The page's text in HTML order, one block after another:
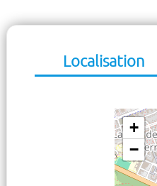
Localisation
+
−